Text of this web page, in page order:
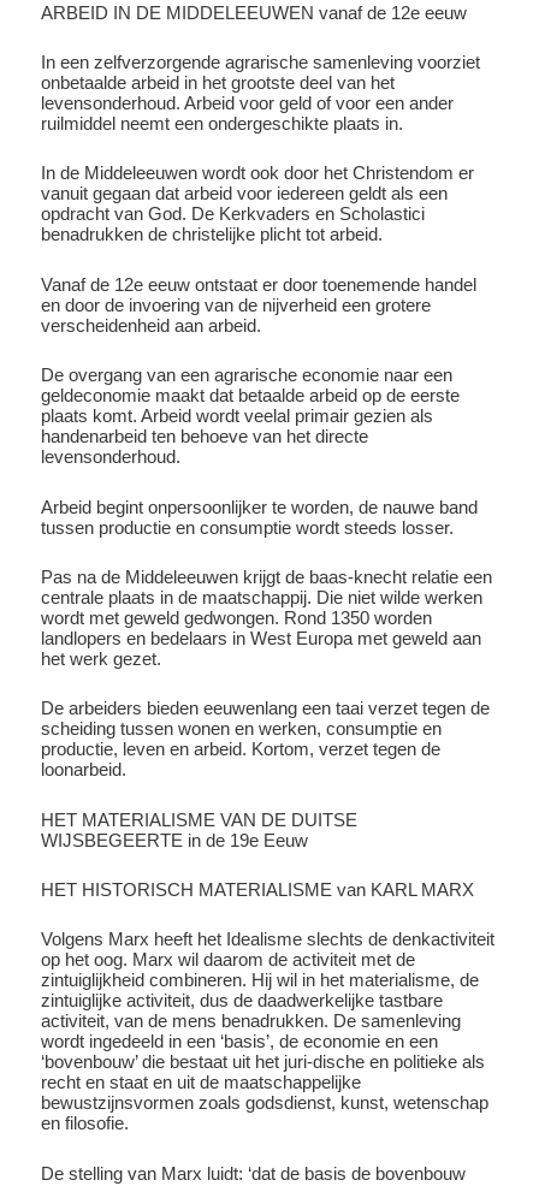
ARBEID IN DE MIDDELEEUWEN vanaf de 12e eeuw
In een zelfverzorgende agrarische samenleving voorziet
onbetaalde arbeid in het grootste deel van het
levensonderhoud. Arbeid voor geld of voor een ander
ruilmiddel neemt een ondergeschikte plaats in.
In de Middeleeuwen wordt ook door het Christendom er
vanuit gegaan dat arbeid voor iedereen geldt als een
opdracht van God. De Kerkvaders en Scholastici
benadrukken de christelijke plicht tot arbeid.
Vanaf de 12e eeuw ontstaat er door toenemende handel
en door de invoering van de nijverheid een grotere
verscheidenheid aan arbeid.
De overgang van een agrarische economie naar een
geldeconomie maakt dat betaalde arbeid op de eerste
plaats komt. Arbeid wordt veelal primair gezien als
handenarbeid ten behoeve van het directe
levensonderhoud.
Arbeid begint onpersoonlijker te worden, de nauwe band
tussen productie en consumptie wordt steeds losser.
Pas na de Middeleeuwen krijgt de baas-knecht relatie een
centrale plaats in de maatschappij. Die niet wilde werken
wordt met geweld gedwongen. Rond 1350 worden
landlopers en bedelaars in West Europa met geweld aan
het werk gezet.
De arbeiders bieden eeuwenlang een taai verzet tegen de
scheiding tussen wonen en werken, consumptie en
productie, leven en arbeid. Kortom, verzet tegen de
loonarbeid.
HET MATERIALISME VAN DE DUITSE
WIJSBEGEERTE in de 19e Eeuw
HET HISTORISCH MATERIALISME van KARL MARX
Volgens Marx heeft het Idealisme slechts de denkactiviteit
op het oog. Marx wil daarom de activiteit met de
zintuiglijkheid combineren. Hij wil in het materialisme, de
zintuiglijke activiteit, dus de daadwerkelijke tastbare
activiteit, van de mens benadrukken. De samenleving
wordt ingedeeld in een ‘basis’, de economie en een
‘bovenbouw’ die bestaat uit het juri-dische en politieke als
recht en staat en uit de maatschappelijke
bewustzijnsvormen zoals godsdienst, kunst, wetenschap
en filosofie.
De stelling van Marx luidt: ‘dat de basis de bovenbouw